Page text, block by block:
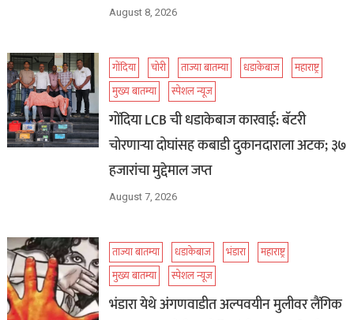
August 8, 2026
गोंदिया चोरी ताज्या बातम्या धडाकेबाज
महाराष्ट्र
मुख्य बातम्या
स्पेशल न्यूज
गोंदिया LCB ची धडाकेबाज कारवाई: बॅटरी
चोरणाऱ्या दोघांसह कबाडी दुकानदाराला अटक; ३७
हजारांचा मुद्देमाल जप्त
August 7, 2026
ताज्या बातम्या धडाकेबाज भंडारा
महाराष्ट्र
मुख्य बातम्या
स्पेशल न्यूज
भंडारा येथे अंगणवाडीत अल्पवयीन मुलीवर लैंगिक